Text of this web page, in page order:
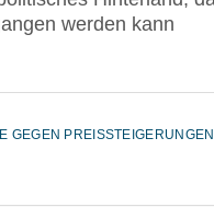
werden kann
GEGEN